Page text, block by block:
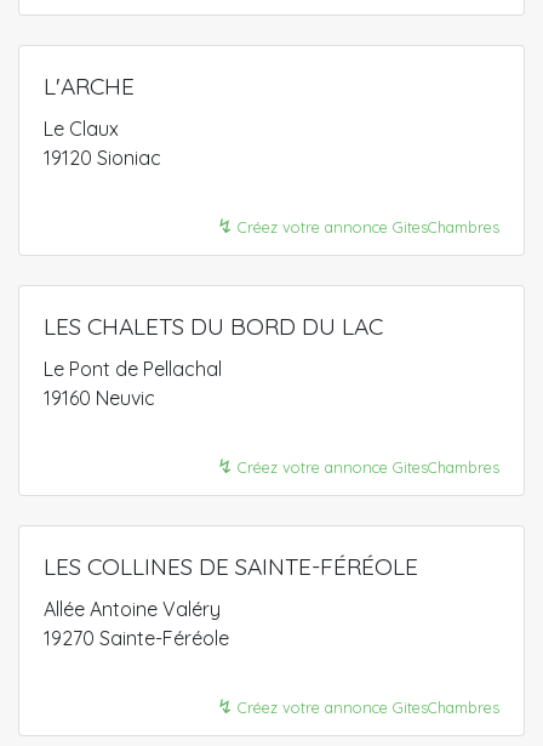
L'ARCHE
Le Claux
19120 Sioniac
↯ Créez votre annonce GitesChambres
LES CHALETS DU BORD DU LAC
Le Pont de Pellachal
19160 Neuvic
↯ Créez votre annonce GitesChambres
LES COLLINES DE SAINTE-FÉRÉOLE
Allée Antoine Valéry
19270 Sainte-Féréole
↯ Créez votre annonce GitesChambres